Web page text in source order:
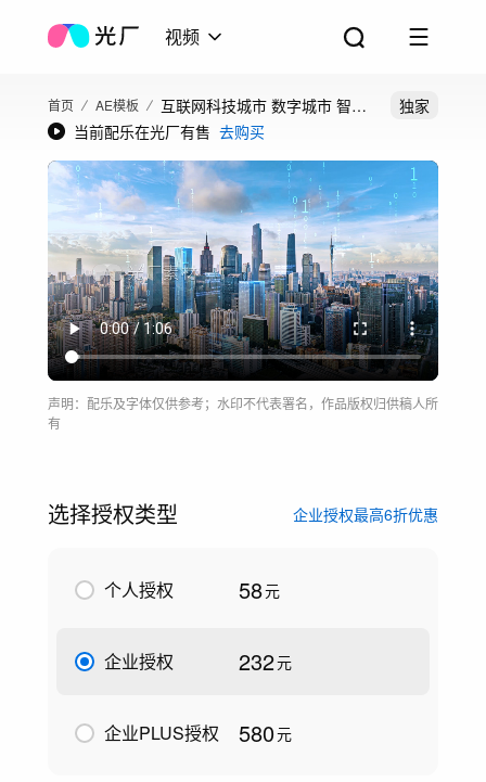
视频
首页 AE模板
互联网科技城市 数字城市 智慧
城市
独家
当前配乐在光厂有售 去购买
声明：配乐及字体仅供参考；水印不代表署名，作品版权归供稿人所
有
选择授权类型 企业授权最高6折优惠
个人授权 58元
企业授权 232元
企业PLUS授权 580元